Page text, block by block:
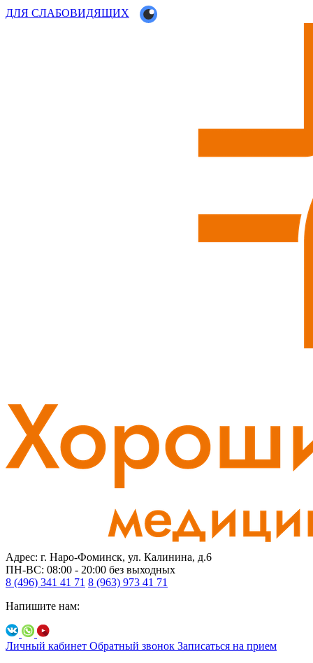
ДЛЯ СЛАБОВИДЯЩИХ
Адрес: г. Наро-Фоминск, ул. Калинина, д.6
ПН-ВС: 08:00 - 20:00 без выходных
8 (496) 341 41 71 8 (963) 973 41 71
Напишите нам:
Личный кабинет Обратный звонок Записаться на прием